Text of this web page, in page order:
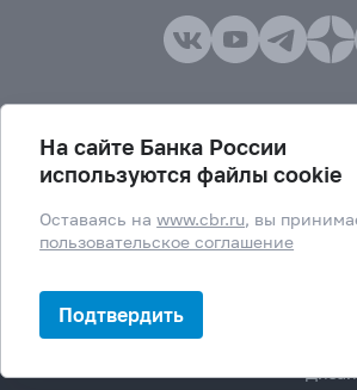
Версия для
На сайте Банка России
используются файлы cookie
Оставаясь наwww.cbr.ru, вы
пользовательское соглашение
Подтвердить